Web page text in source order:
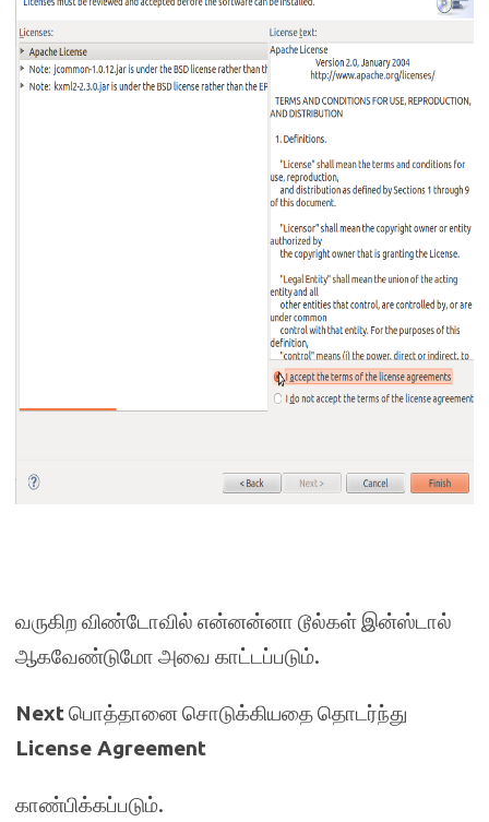
வருகிற விண்டோவில் என்னன்னா டூல்கள் இன்ஸ்டால்
ஆகவேண்டுமோ அவை காட்டப்படும்.
Nextபொத்தானை சொடுக்கியதை தொடர்ந்து
License Agreement
காண்பிக்கப்படும்.